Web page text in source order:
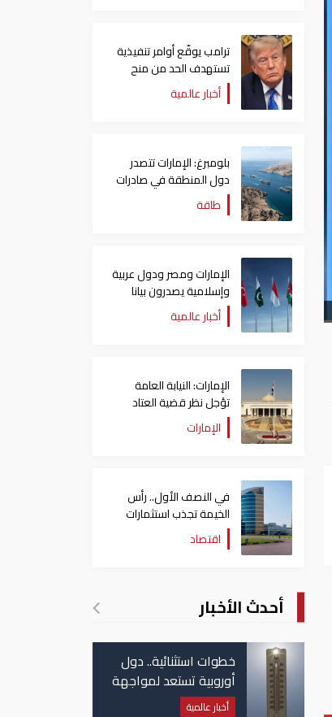
ترامب يوقّع أوامر تنفيذية
تستهدف الحد من منح
الجنسية الأمريكية بالولادة
أخبار عالمية
بلومبرغ: الإمارات تتصدر
دول المنطقة في صادرات
النفط عبر مضيق هرمز
طاقة
الإمارات ومصر ودول عربية
وإسلامية يصدرون بيانا
مشتركا بشأن الانتهاكات
الإسرائيلية في غزة
أخبار عالمية
الإمارات: النيابة العامة
تؤجل نظر قضية العتاد
العسكري للسودان
الإمارات
في النصف الأول.. رأس
الخيمة تجذب استثمارات
تتجاوز 771 مليون درهماقتصاد
أحدث الأخبار
خطوات استثنائية.. دول
أوروبية تستعد لمواجهة
موجة حر غير مسبوقة
أخبار عالمية